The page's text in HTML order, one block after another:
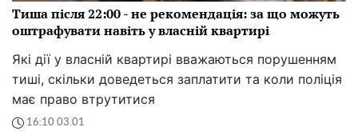
Тиша після 22:00 - не рекомендація: за що можуть
оштрафувати навіть у власній квартирі
Які дії у власній квартирі вважаються порушенням
тиші, скільки доведеться заплатити та коли поліція
має право втрутитися
16:10 03.01